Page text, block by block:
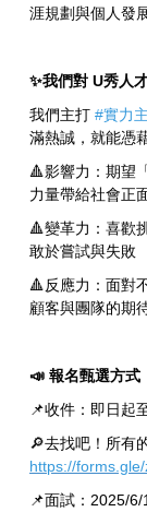
涯規劃與個人發
✨我們對 U秀人
我們主打 #實力
滿熱誠，就能憑
🔺影響力：期望
力量帶給社會正
🔺變革力：喜歡
敢於嘗試與失敗
🔺反應力：面對
顧客與團隊的期
📣 報名甄選方式
📌收件：即日起
🔎去找吧！所有
https://
📌面試：2025/